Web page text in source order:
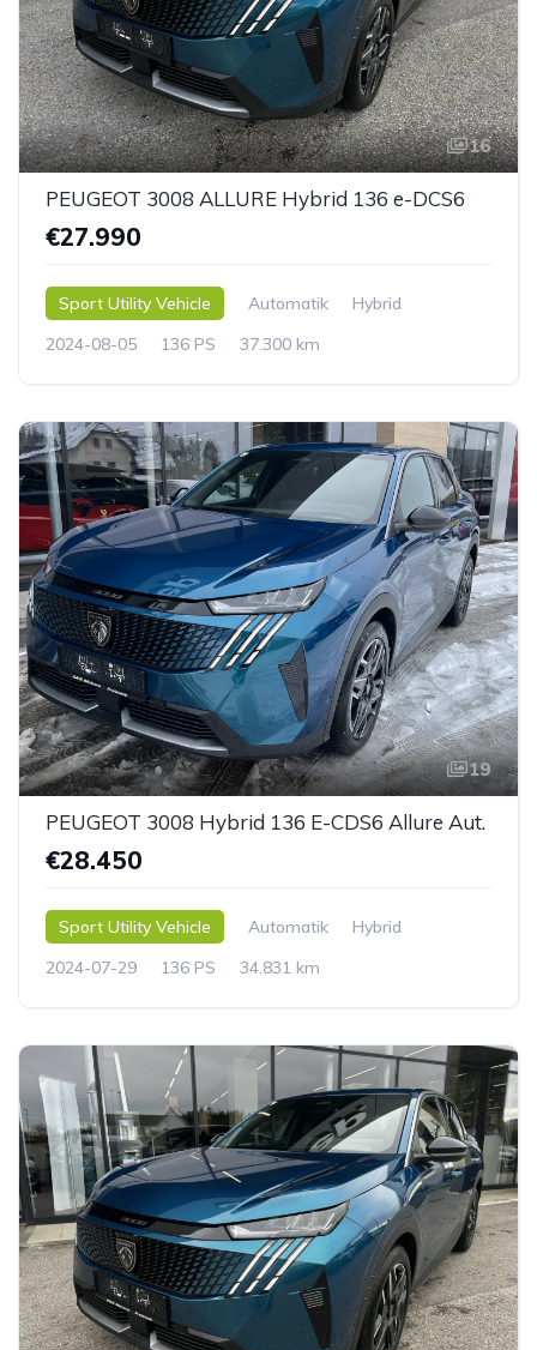
16
PEUGEOT 3008 ALLURE Hybrid 136 e-DCS6
€27.990
Sport Utility Vehicle Automatik
Hybrid
2024-08-05
136 PS 37.300 km
19
PEUGEOT 3008 Hybrid 136 E-CDS6 Allure Aut.
€28.450
Sport Utility Vehicle Automatik
Hybrid
2024-07-29
136 PS 34.831 km